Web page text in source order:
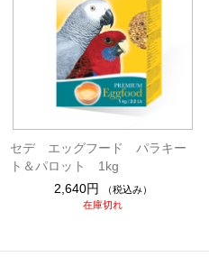
セデ エッグフード パラキー
ト＆パロット 1kg
2,640円
（税込み）
在庫切れ